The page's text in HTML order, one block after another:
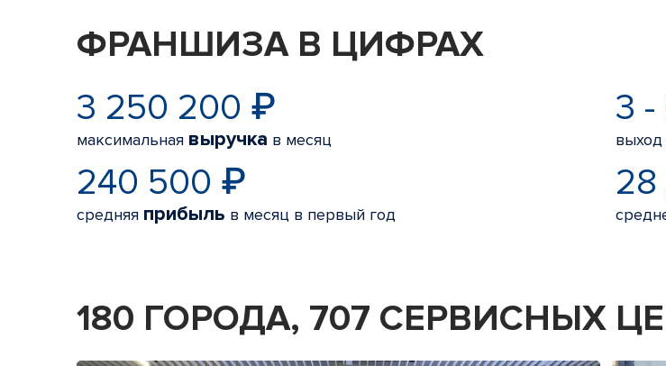
ФРАНШИЗА В ЦИФРАХ
3 250 200 ₽
максимальная выручка в месяц
3
выход
240 500 ₽
средняя прибыль в месяц в первый год
180 ГОРОДА, 707 СЕРВИСНЫХ